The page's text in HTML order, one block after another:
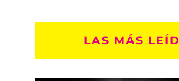
LAS MÁS